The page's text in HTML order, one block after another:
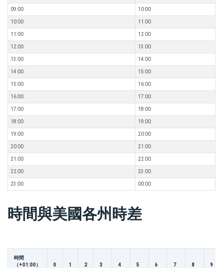
09:00 10:00
10:00 11:00
11:00 12:00
12:00 13:00
13:00 14:00
14:00 15:00
15:00 16:00
16:00 17:00
17:00 18:00
18:00 19:00
19:00 20:00
20:00 21:00
21:00 22:00
22:00 23:00
23:00 00:00
時間與美國各州時差
時間
（+01:00）
0 1 2 3 4 5 6 7 8 9